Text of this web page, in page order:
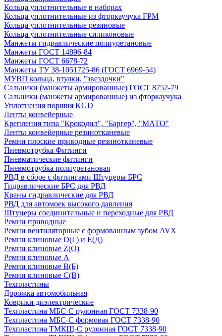
Кольца уплотнительные в наборах
Кольца уплотнительные из фторкаучука FPM
Кольца уплотнительные резиновые
Кольца уплотнительные силиконовые
Манжеты гидравлические полиуретановые
Манжеты ГОСТ 14896-84
Манжеты ГОСТ 6678-72
Манжеты ТУ 38-1051725-86 (ГОСТ 6969-54)
МУВП кольца, втулки, "звездочки"
Сальники (манжеты армированные) ГОСТ 8752-79
Сальники (манжеты армированные) из фторкаучука
Уплотнения поршня KGD
Ленты конвейерные
Крепления типа "Крокодил", "Баргер", "МАТО"
Ленты конвейерные резинотканевые
Ремни плоские приводные резинотканевые
Пневмотрубка Фитинги
Пневматические фитинги
Пневмотрубка полиуретановая
РВД в сборе с фитингами Штуцеры БРС
Гидравлические БРС для РВД
Краны гидравлические для РВД
РВД для автомоек высокого давления
Штуцеры соединительные и переходные для РВД
Ремни приводные
Ремни вентиляторные с формованным зубом AVX
Ремни клиновые D(Г) и Е(Д)
Ремни клиновые Z(О)
Ремни клиновые А
Ремни клиновые В(Б)
Ремни клиновые С(В)
Техпластины
Дорожка автомобильная
Коврики диэлектрические
Техпластина МБС-С рулонная ГОСТ 7338-90
Техпластина МБС-С формовая ГОСТ 7338-90
Техпластина ТМКЩ-С рулонная ГОСТ 7338-90